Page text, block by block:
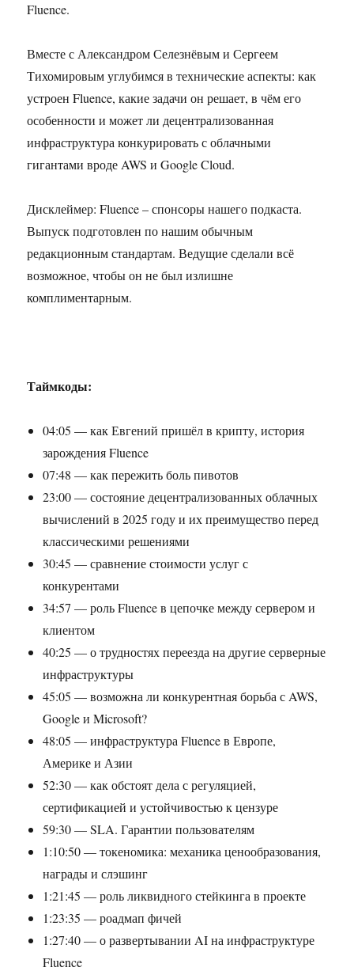
Fluence.
Вместе с Александром Селезнёвым и Сергеем
Тихомировым углубимся в технические аспекты: как
устроен Fluence, какие задачи он решает, в чём его
особенности и может ли децентрализованная
инфраструктура конкурировать с облачными
гигантами вроде AWS и Google Cloud.
Дисклеймер: Fluence – спонсоры нашего подкаста.
Выпуск подготовлен по нашим обычным
редакционным стандартам. Ведущие сделали всё
возможное, чтобы он не был излишне
комплиментарным.
Таймкоды:
04:05 — как Евгений пришёл в крипту, история
зарождения Fluence
07:48 — как пережить боль пивотов
23:00 — состояние децентрализованных облачных
вычислений в 2025 году и их преимущество перед
классическими решениями
30:45 — сравнение стоимости услуг с
конкурентами
34:57 — роль Fluence в цепочке между сервером и
клиентом
40:25 — о трудностях переезда на другие серверные
инфраструктуры
45:05 — возможна ли конкурентная борьба с AWS,
Google и Microsoft?
48:05 — инфраструктура Fluence в Европе,
Америке и Азии
52:30 — как обстоят дела с регуляцией,
сертификацией и устойчивостью к цензуре
59:30 — SLA. Гарантии пользователям
1:10:50 — токеномика: механика ценообразования,
награды и слэшинг
1:21:45 — роль ликвидного стейкинга в проекте
1:23:35 — роадмап фичей
1:27:40 — о развертывании AI на инфраструктуре
Fluence